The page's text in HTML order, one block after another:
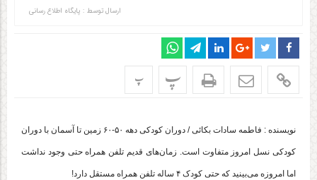
ارسال توسط : پایگاه اطلاع رسانی
پ پ
نویسنده : فاطمه سادات بکائی / دوران کودکی دهه ۵۰-۶۰ زمین تا آسمان با دوران
کودکی نسل امروز متفاوت است. زمان‌های قدیم تلفن همراه حتی وجود نداشت
اما امروزه می‌بینید که حتی کودک ۴ ساله تلفن همراه مستقل دارد!